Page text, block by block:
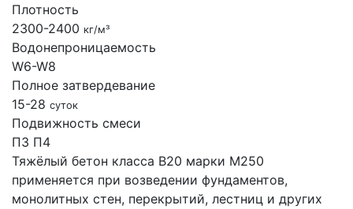
Плотность
2300-2400 кг/м³
Водонепроницаемость
W6-W8
Полное затвердевание
15-28 суток
Подвижность смеси
П3 П4
Тяжёлый бетон класса В20 марки М250
применяется при возведении фундаментов,
монолитных стен, перекрытий, лестниц и других